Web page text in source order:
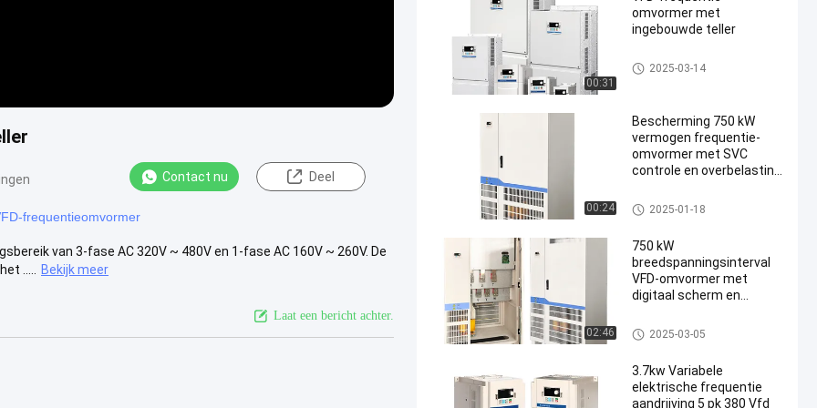
Contact nu Deel
frequentieomvormer
van 3-fase AC 320V ~ 480V en 1-fase AC 160V ~ 260V. De
.....
Bekijk meer
Laat een bericht achter.
00:31
omvormer met
ingebouwde teller
VFD-Frequentieomschakelaar
2025-03-14
00:24
Bescherming 750 kW
vermogen frequentie-
omvormer met SVC
controle en overbelasting
VFD-Frequentieomschakelaar
2025-01-18
02:46
750 kW
breedspanningsinterval
VFD-omvormer met
digitaal scherm en
uitgangsfrequentie
VFD-Frequentieomschakelaar
2025-03-05
3.7kw Variabele
elektrische frequentie
aandrijving 5 pk 380 Vfd